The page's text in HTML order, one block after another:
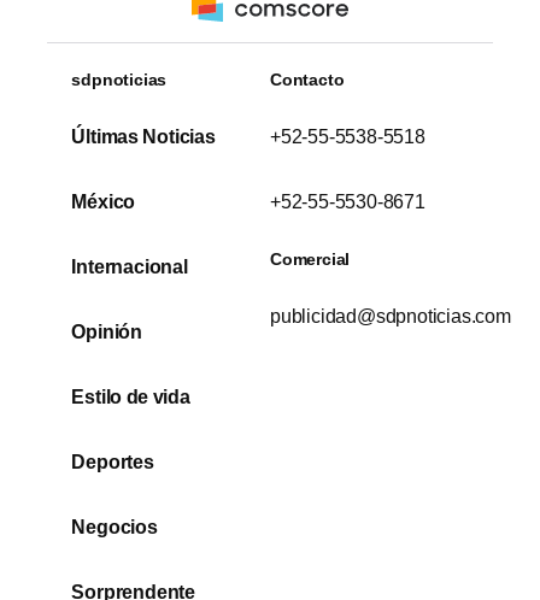
sdpnoticias
Últimas Noticias
México
Internacional
Opinión
Estilo de vida
Deportes
Negocios
Sorprendente
Contacto
+52-55-5538-5518
+52-55-5530-8671
Comercial
publicidad@sdpnoticias.com